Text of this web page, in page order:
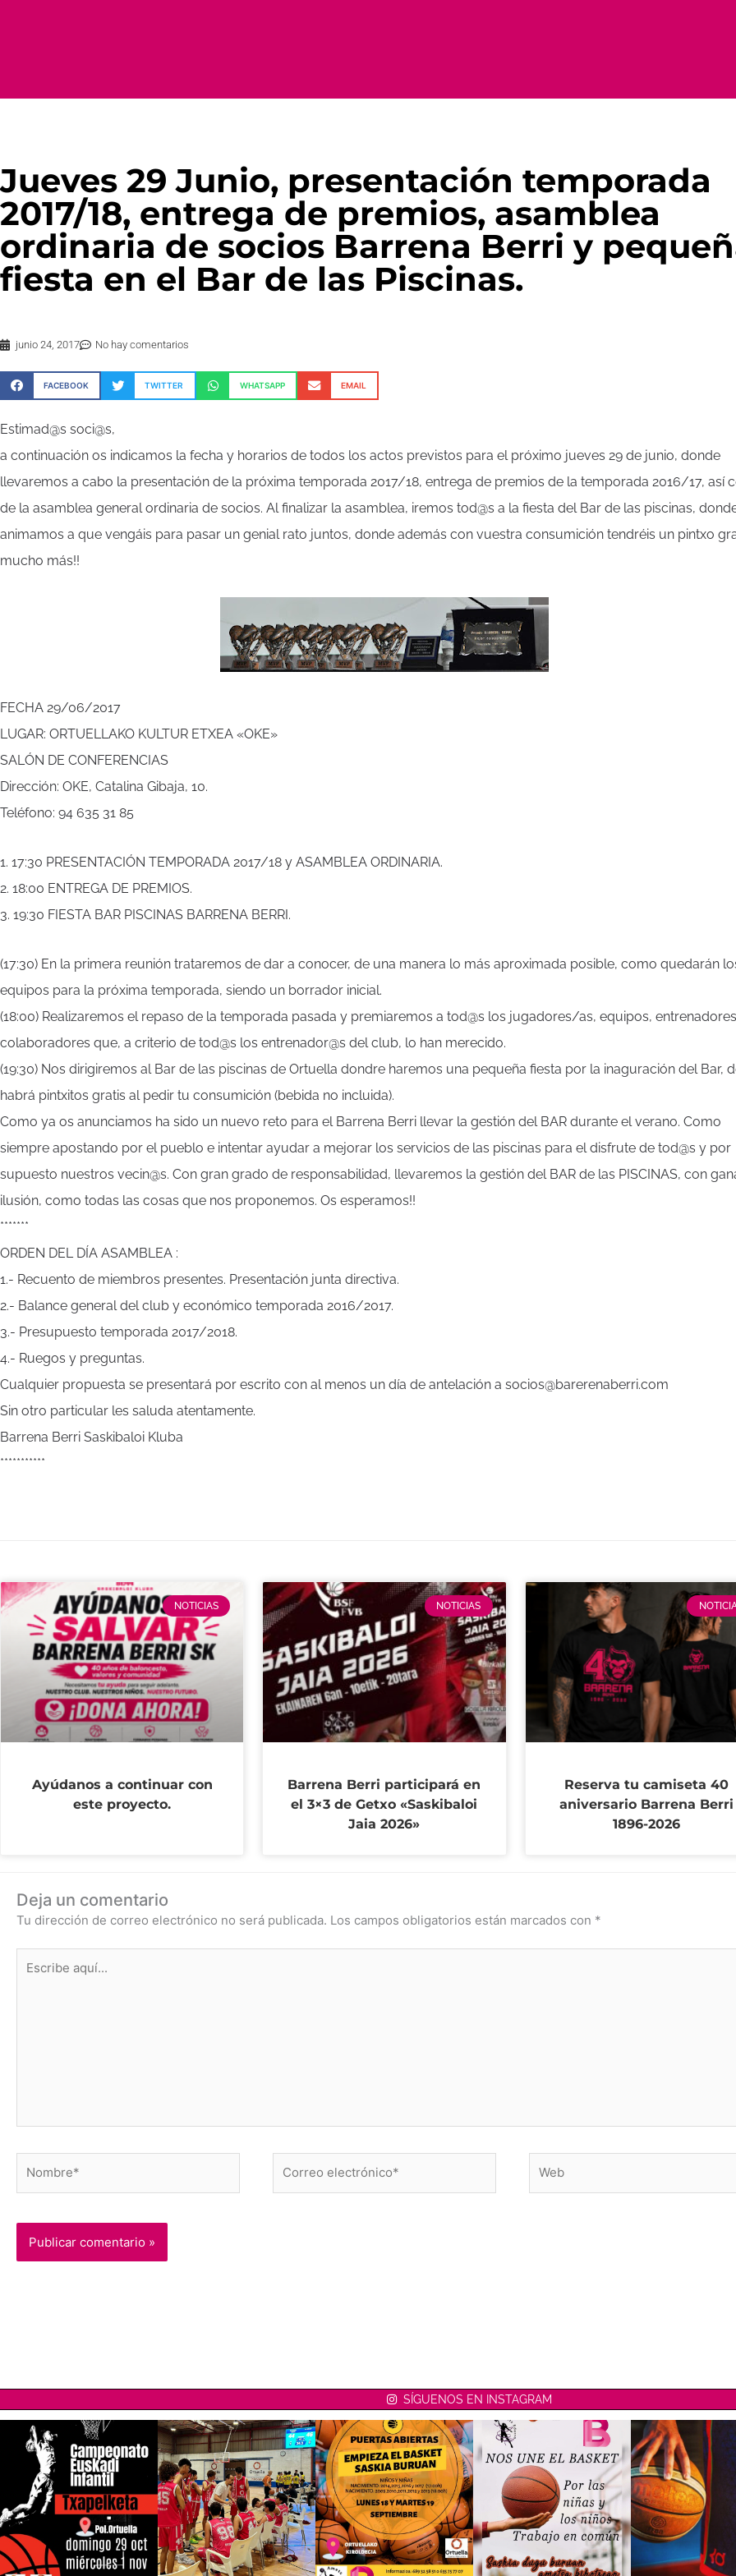
Jueves 29 Junio, presentación temporada
2017/18, entrega de premios, asamblea
ordinaria de socios Barrena Berri y
fiesta en el Bar de las Piscinas.
junio 24, 2017 No hay comentarios
FACEBOOK TWITTER WHATSAPP EMAIL
Estimad@s soci@s,
a continuación os indicamos la fecha y horarios de todos los actos previstos para el próximo jueves 29 de junio, donde
llevaremos a cabo la presentación de la próxima temporada 2017/18, entrega de premios de la temporada 2016/17, así
de la asamblea general ordinaria de socios. Al finalizar la asamblea, iremos tod@s a la fiesta del Bar de las piscinas,
animamos a que vengáis para pasar un genial rato juntos, donde además con vuestra consumición tendréis un pintxo
mucho más!!
FECHA 29/06/2017
LUGAR: ORTUELLAKO KULTUR ETXEA «OKE»
SALÓN DE CONFERENCIAS
Dirección: OKE, Catalina Gibaja, 10.
Teléfono: 94 635 31 85
1. 17:30 PRESENTACIÓN TEMPORADA 2017/18 y ASAMBLEA ORDINARIA.
2. 18:00 ENTREGA DE PREMIOS.
3. 19:30 FIESTA BAR PISCINAS BARRENA BERRI.
(17:30) En la primera reunión trataremos de dar a conocer, de una manera lo más aproximada posible, como quedarán
equipos para la próxima temporada, siendo un borrador inicial.
(18:00) Realizaremos el repaso de la temporada pasada y premiaremos a tod@s los jugadores/as, equipos,
colaboradores que, a criterio de tod@s los entrenador@s del club, lo han merecido.
(19:30) Nos dirigiremos al Bar de las piscinas de Ortuella dondre haremos una pequeña fiesta por la inaguración del Bar,
habrá pintxitos gratis al pedir tu consumición (bebida no incluida).
Como ya os anunciamos ha sido un nuevo reto para el Barrena Berri llevar la gestión del BAR durante el verano. Como
siempre apostando por el pueblo e intentar ayudar a mejorar los servicios de las piscinas para el disfrute de tod@s y por
supuesto nuestros vecin@s. Con gran grado de responsabilidad, llevaremos la gestión del BAR de las PISCINAS, con
ilusión, como todas las cosas que nos proponemos. Os esperamos!!
*******
ORDEN DEL DÍA ASAMBLEA :
1.- Recuento de miembros presentes. Presentación junta directiva.
2.- Balance general del club y económico temporada 2016/2017.
3.- Presupuesto temporada 2017/2018.
4.- Ruegos y preguntas.
Cualquier propuesta se presentará por escrito con al menos un día de antelación a socios@barerenaberri.com
Sin otro particular les saluda atentamente.
Barrena Berri Saskibaloi Kluba
***********
NOTICIAS
Ayúdanos a continuar con
este proyecto.
NOTICIAS
Barrena Berri participará en
el 3×3 de Getxo «Saskibaloi
Jaia 2026»
Reserva tu camiseta 40
aniversario Barrena Berri
1896-2026
Deja un comentario
Tu dirección de correo electrónico no será publicada. Los campos obligatorios están marcados con *
aquí...
electrónico*
SÍGUENOS EN INSTAGRAM